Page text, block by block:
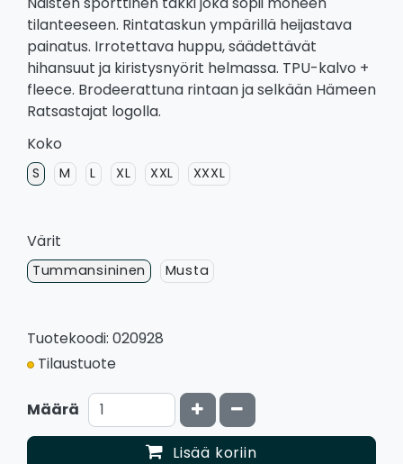
tilanteeseen. Rintataskun ympärillä heijastava
painatus. Irrotettava huppu, säädettävät
hihansuut ja kiristysnyörit helmassa. TPU-kalvo +
fleece. Brodeerattuna rintaan ja selkään Hämeen
Ratsastajat logolla.
Koko
S M L XL XXL XXXL
Värit
Tummansininen Musta
Tuotekoodi: 020928
Tilaustuote
Määrä Kasvata määrää
Vähennä määrää
Lisää koriin